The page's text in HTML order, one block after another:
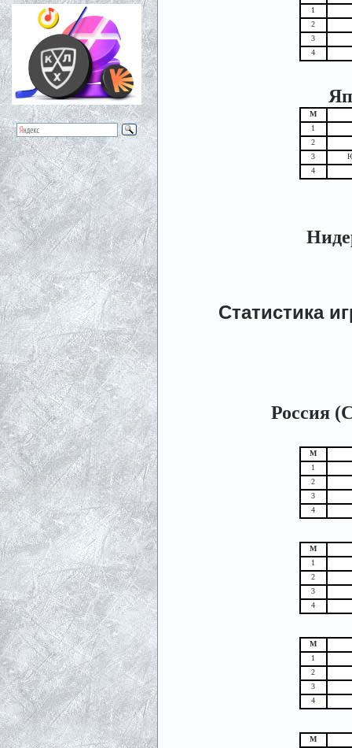
1
2
3
4
М
1
2
3
4
Статистика
Россия
М
1
2
3
4
М
1
2
3
4
М
1
2
3
4
М